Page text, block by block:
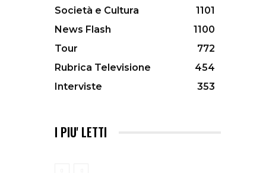
Società e Cultura
1101
News Flash
1100
Tour
772
Rubrica Televisione
454
Interviste
353
I PIU' LETTI